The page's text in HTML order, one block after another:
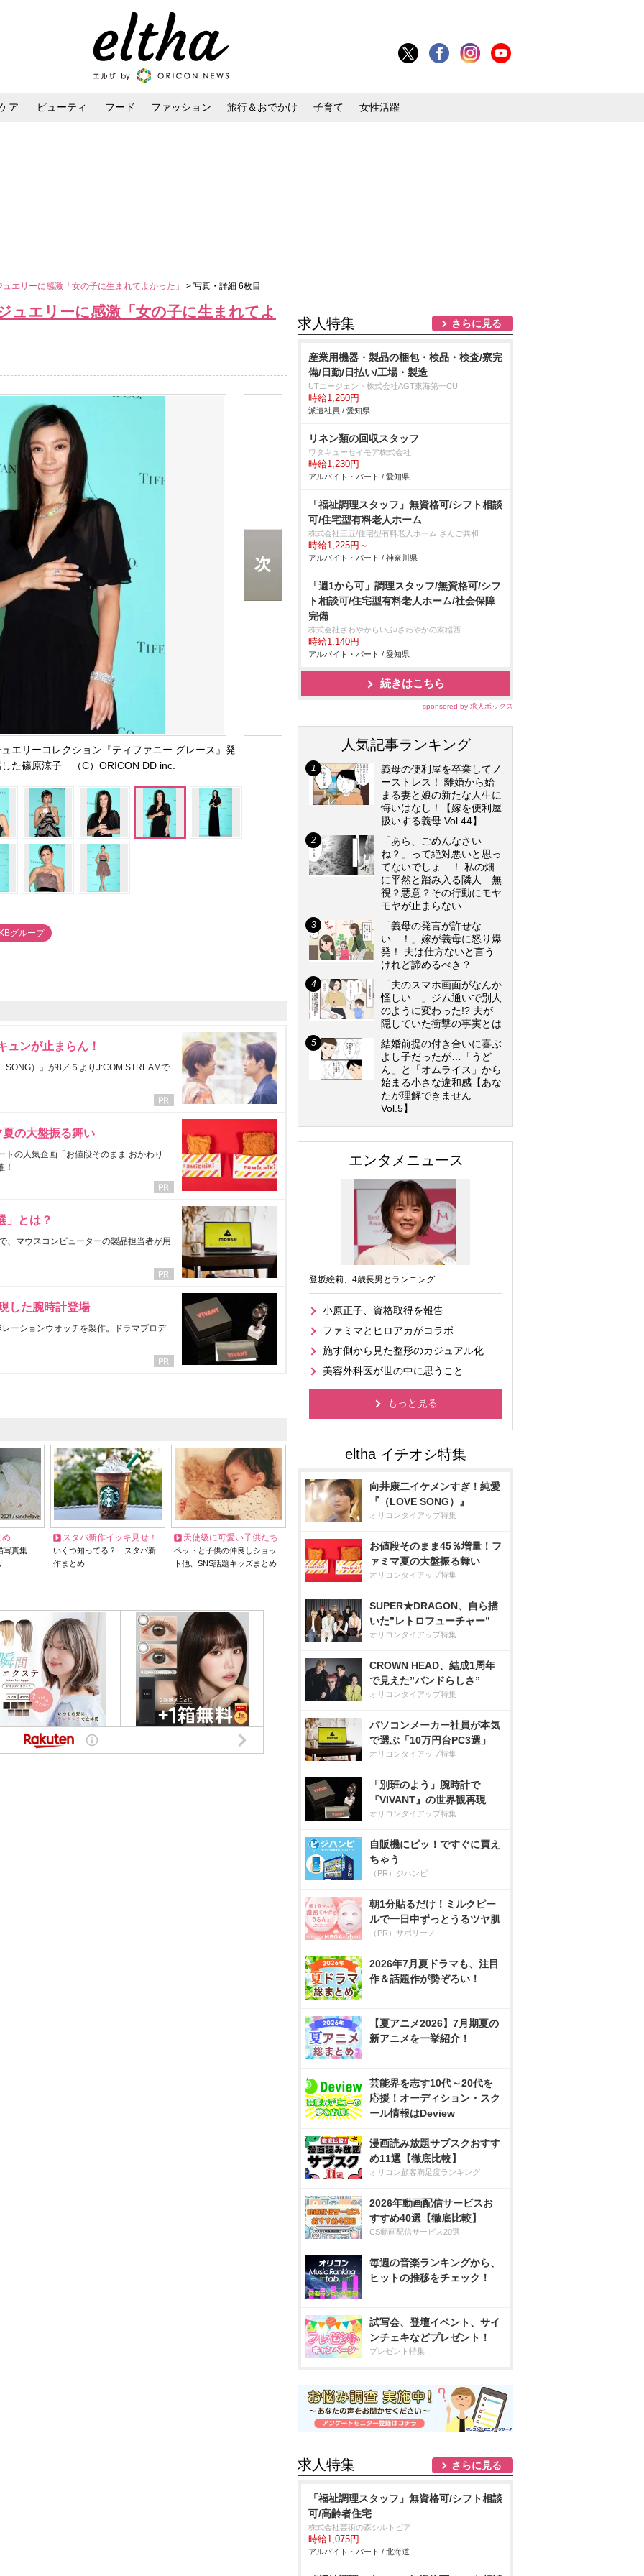
ア ビューティ フード ファッション 旅行＆おでかけ 子育て 女性活躍
エリーに感激「女の子に生まれてよかった」 > 写真・詳細 6枚目
ュエリーに感激「女の子に生まれてよ
エリーコレクション『ティファニー グレース』発
た篠原涼子 （C）ORICON DD inc.
グループ
ュンが止まらん！
SONG）』が8／５よりJ:COM STREAMで
の大盤振る舞い
の人気企画「お値段そのまま おかわり
！
」とは？
、マウスコンピューターの製品担当者が用
した腕時計登場
ーションウオッチを製作。ドラマプロデ
め
写真集…
スタバ新作イッキ見せ！
いくつ知ってる？ スタバ新
作まとめ
天使級に可愛い子供たち
ペットと子供の仲良しショッ
ト他、SNS話題キッズまとめ
求人特集 さらに見る
産業用機器・製品の梱包・検品・検査/寮完
備/日勤/日払い/工場・製造
UTエージェント株式会社AGT東海第一CU
時給1,250円
派遣社員 / 愛知県
リネン類の回収スタッフ
ワタキューセイモア株式会社
時給1,230円
アルバイト・パート / 愛知県
「福祉調理スタッフ」無資格可/シフト相談
可/住宅型有料老人ホーム
株式会社三五/住宅型有料老人ホーム さんご共和
時給1,225円～
アルバイト・パート / 神奈川県
「週1から可」調理スタッフ/無資格可/シフ
ト相談可/住宅型有料老人ホーム/社会保障
完備
株式会社さわやからいふ/さわやかの家稲西
時給1,140円
アルバイト・パート / 愛知県
続きはこちら
sponsored by 求人ボックス
人気記事ランキング
義母の便利屋を卒業してノ
ーストレス！ 離婚から始
まる妻と娘の新たな人生に
悔いはなし！【嫁を便利屋
扱いする義母 Vol.44】
「あら、ごめんなさい
ね？」って絶対悪いと思っ
てないでしょ…！ 私の畑
に平然と踏み入る隣人…無
視？悪意？その行動にモヤ
モヤが止まらない
「義母の発言が許せな
い…！」嫁が義母に怒り爆
発！ 夫は仕方ないと言う
けれど諦めるべき？
「夫のスマホ画面がなんか
怪しい…」ジム通いで別人
のように変わった!? 夫が
隠していた衝撃の事実とは
結婚前提の付き合いに喜ぶ
よし子だったが…「うど
ん」と「オムライス」から
始まる小さな違和感【あな
たが理解できません
Vol.5】
エンタメニュース
登坂絵莉、4歳長男とランニング
小原正子、資格取得を報告
ファミマとヒロアカがコラボ
施す側から見た整形のカジュアル化
美容外科医が世の中に思うこと
もっと見る
向井康二イケメンすぎ！純愛
『（LOVE SONG）』
オリコンタイアップ特集
お値段そのまま45％増量！フ
ァミマ夏の大盤振る舞い
オリコンタイアップ特集
SUPER★DRAGON、自ら描
いた”レトロフューチャー”
オリコンタイアップ特集
CROWN HEAD、結成1周年
で見えた”バンドらしさ”
オリコンタイアップ特集
パソコンメーカー社員が本気
で選ぶ「10万円台PC3選」
オリコンタイアップ特集
「別班のよう」腕時計で
『VIVANT』の世界観再現
オリコンタイアップ特集
自販機にピッ！ですぐに買え
ちゃう
（PR）ジハンピ
朝1分貼るだけ！ミルクピー
ルで一日中ずっとうるツヤ肌
（PR）サボリーノ
2026年7月夏ドラマも、注目
作＆話題作が勢ぞろい！
【夏アニメ2026】7月期夏の
新アニメを一挙紹介！
芸能界を志す10代～20代を
応援！オーディション・スク
ール情報はDeview
漫画読み放題サブスクおすす
め11選【徹底比較】
オリコン顧客満足度ランキング
2026年動画配信サービスお
すすめ40選【徹底比較】
CS動画配信サービス20選
毎週の音楽ランキングから、
ヒットの推移をチェック！
試写会、登壇イベント、サイ
ンチェキなどプレゼント！
プレゼント特集
求人特集 さらに見る
「福祉調理スタッフ」無資格可/シフト相談
可/高齢者住宅
株式会社芸術の森シルトピア
時給1,075円
アルバイト・パート / 北海道